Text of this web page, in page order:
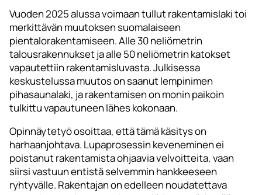
Vuoden 2025 alussa voimaan tullut rakentamislaki toi
merkittävän muutoksen suomalaiseen
pientalorakentamiseen. Alle 30 neliömetrin
talousrakennukset ja alle 50 neliömetrin katokset
vapautettiin rakentamisluvasta. Julkisessa
keskustelussa muutos on saanut lempinimen
pihasaunalaki, ja rakentamisen on monin paikoin
tulkittu vapautuneen lähes kokonaan.
Opinnäytetyö osoittaa, että tämä käsitys on
harhaanjohtava. Lupaprosessin keveneminen ei
poistanut rakentamista ohjaavia velvoitteita, vaan
siirsi vastuun entistä selvemmin hankkeeseen
ryhtyvälle. Rakentajan on edelleen noudatettava